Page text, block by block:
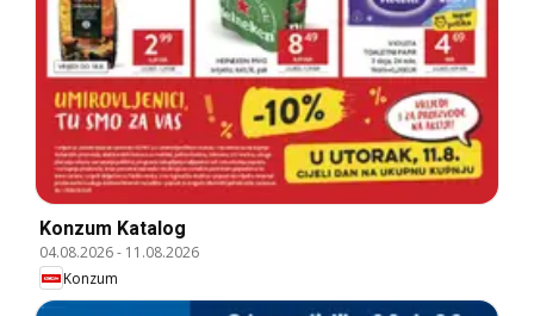
Konzum Katalog
04.08.2026- 11.08.2026
Konzum